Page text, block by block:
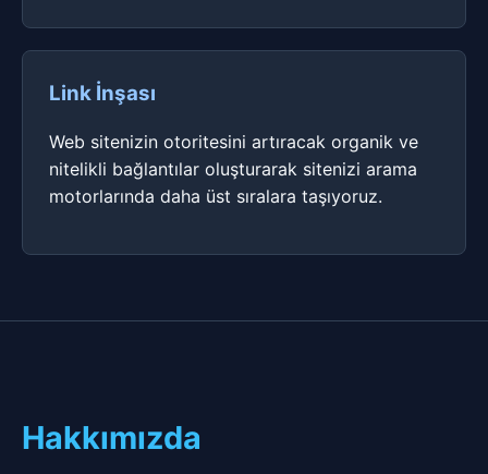
Link İnşası
Web sitenizin otoritesini artıracak organik ve
nitelikli bağlantılar oluşturarak sitenizi arama
motorlarında daha üst sıralara taşıyoruz.
Hakkımızda